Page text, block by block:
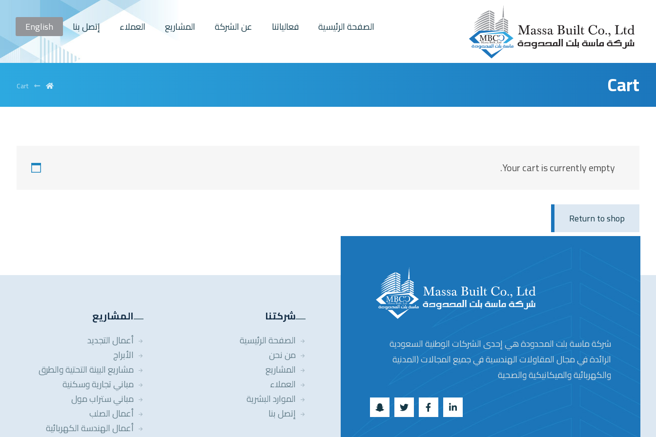
الصفحة الرئيسية فعالياتنا عن الشركة المشاريع العملاء إتصل بنا English
Cart
Cart
Your cart is currently empty.
Return to shop
شركة ماسة بلت المحدودة هي إحدى الشركات الوطنية السعودية
الرائدة في مجال المقاولات الهندسية في جميع المجالات (المدنية
والكهربائية والميكانيكية والصحية
شركتنا
الصفحة الرئيسية
من نحن
المشاريع
العملاء
الموارد البشرية
إتصل بنا
المشاريع
أعمال التجديد
الأبراج
مشاريع البينة التحتية والطرق
مباني تجارية وسكنية
مباني ستراب مول
أعمال الصلب
أعمال الهندسة الكهربائية